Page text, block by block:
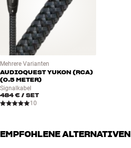
Tonabnehmer :
RIAA-Voverstärker :
Mehrere Varianten
AUDIOQUEST YUKON (RCA)
(0.5 METER)
Signalkabel
484 € / SET
10
EMPFOHLENE ALTERNATIVEN